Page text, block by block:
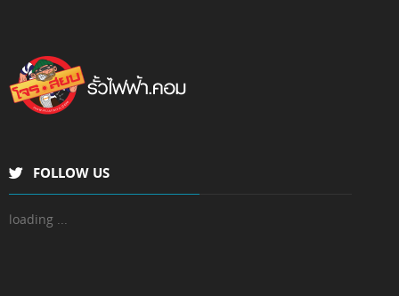
Druid24LCD
FOLLOW US
loading ...